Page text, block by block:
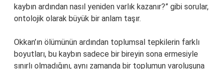
kaybın ardından nasıl yeniden varlık kazanır?” gibi sorular,
ontolojik olarak büyük bir anlam taşır.
Okkan’ın ölümünün ardından toplumsal tepkilerin farklı
boyutları, bu kaybın sadece bir bireyin sona ermesiyle
sınırlı olmadığını, aynı zamanda bir toplumun varoluşuna